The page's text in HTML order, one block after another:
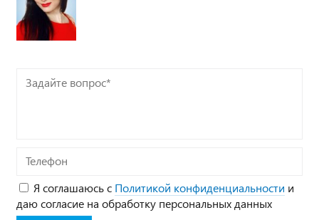
Задайте
вопрос*
Телефон
Я соглашаюсь с Политикой конфиденциальности и
даю согласие на обработку персональных данных